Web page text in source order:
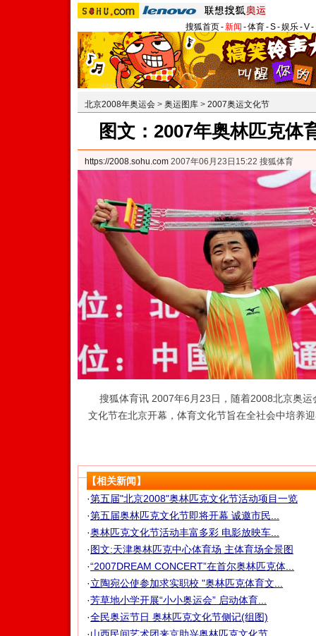
搜狐首页-新闻 -体育-S-娱乐-V-
北京2008年奥运会 > 奥运图库 > 2007奥运文化节
图文：2007年奥林匹克体
https://2008.sohu.com 2007年06月23日15:22 搜狐体育
搜狐体育讯 2007年6月23日，随着2008北京奥运
文化节在北京开幕，体育文化节旨在全社会中培养
【相关新闻】
·第五届"北京2008"奥林匹克文化节活动项目一览
·第五届奥林匹克文化节即将开幕 诚邀市民...
·奥林匹克文化节活动丰富多彩 电影放映车...
·图文:天津奥林匹克中心体育场 主体育场全景图
·“2007DREAM CONCERT”在首尔奥林匹克体...
·立陶宛公使参加求实职校 "奥林匹克体育文...
·芳草地小学开展“小小奥运会” 启动体育...
·全民奥运节日 奥林匹克文化节侧记(组图)